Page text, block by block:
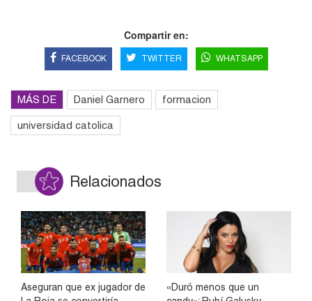
Compartir en:
FACEBOOK TWITTER WHATSAPP
MÁS DE Daniel Garnero formacion
universidad catolica
Relacionados
Aseguran que ex jugador de
«Duró menos que un